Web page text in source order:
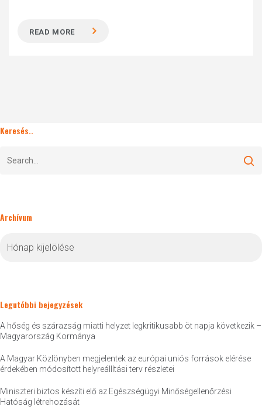
READ MORE
Keresés..
Archívum
Legutóbbi bejegyzések
A hőség és szárazság miatti helyzet legkritikusabb öt napja következik –
Magyarország Kormánya
A Magyar Közlönyben megjelentek az európai uniós források elérése
érdekében módosított helyreállítási terv részletei
Miniszteri biztos készíti elő az Egészségügyi Minőségellenőrzési
Hatóság létrehozását